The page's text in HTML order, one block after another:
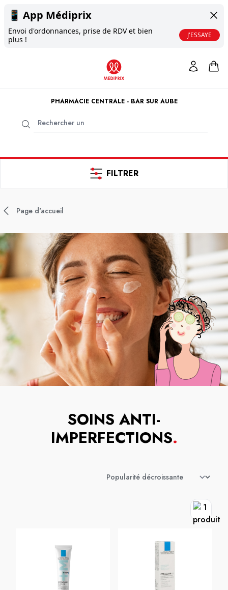
📱 App Médiprix
Envoi d'ordonnances, prise de RDV et bien
plus !
J'ESSAYE
PHARMACIE CENTRALE - BAR SUR AUBE
FILTRER
Page d'accueil
SOINS ANTI-
IMPERFECTIONS.